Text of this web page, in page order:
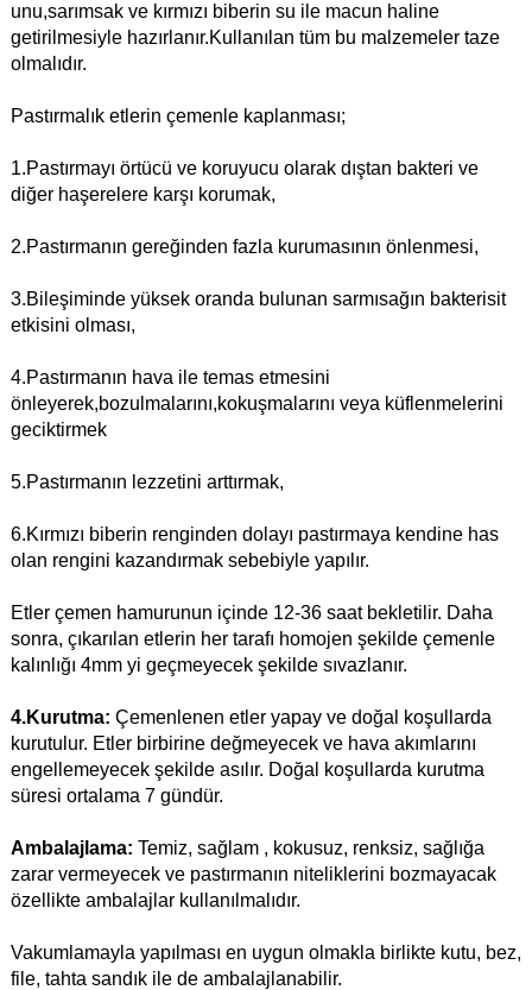
unu,sarımsak ve kırmızı biberin su ile macun haline
getirilmesiyle hazırlanır.Kullanılan tüm bu malzemeler taze
olmalıdır.
Pastırmalık etlerin çemenle kaplanması;
1.Pastırmayı örtücü ve koruyucu olarak dıştan bakteri ve
diğer haşerelere karşı korumak,
2.Pastırmanın gereğinden fazla kurumasının önlenmesi,
3.Bileşiminde yüksek oranda bulunan sarmısağın bakterisit
etkisini olması,
4.Pastırmanın hava ile temas etmesini
önleyerek,bozulmalarını,kokuşmalarını veya küflenmelerini
geciktirmek
5.Pastırmanın lezzetini arttırmak,
6.Kırmızı biberin renginden dolayı pastırmaya kendine has
olan rengini kazandırmak sebebiyle yapılır.
Etler çemen hamurunun içinde 12-36 saat bekletilir. Daha
sonra, çıkarılan etlerin her tarafı homojen şekilde çemenle
kalınlığı 4mm yi geçmeyecek şekilde sıvazlanır.
4.Kurutma: Çemenlenen etler yapay ve doğal koşullarda
kurutulur. Etler birbirine değmeyecek ve hava akımlarını
engellemeyecek şekilde asılır. Doğal koşullarda kurutma
süresi ortalama 7 gündür.
Ambalajlama: Temiz, sağlam , kokusuz, renksiz, sağlığa
zarar vermeyecek ve pastırmanın niteliklerini bozmayacak
özellikte ambalajlar kullanılmalıdır.
Vakumlamayla yapılması en uygun olmakla birlikte kutu, bez,
file, tahta sandık ile de ambalajlanabilir.